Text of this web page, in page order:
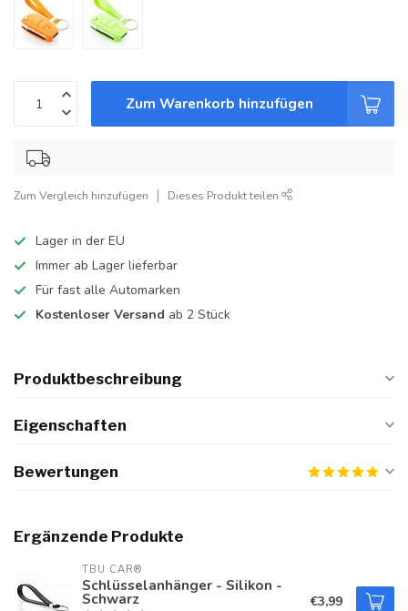
Zum Warenkorb hinzufügen
Zum Vergleich hinzufügen Dieses Produkt teilen
Lager in der EU
Immer ab Lager lieferbar
Für fast alle Automarken
Kostenloser Versand ab 2 Stück
Produktbeschreibung
Eigenschaften
Bewertungen
Ergänzende Produkte
TBU CAR®
Schlüsselanhänger - Silikon -
Schwarz €3,99